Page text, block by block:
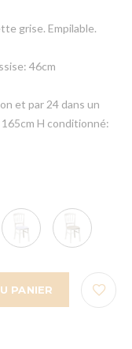
grise. Empilable.
46cm
et par 24 dans un
H conditionné:
PANIER